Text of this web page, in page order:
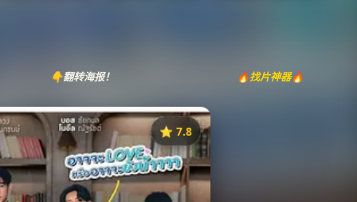
👇翻转海报！ 🔥找片神器🔥
⭐️ 7.8
《疯狂的爱木木》
⭐
收藏
⭐️ 评分：7.8 | 🎬 2026年
✅ 已完结